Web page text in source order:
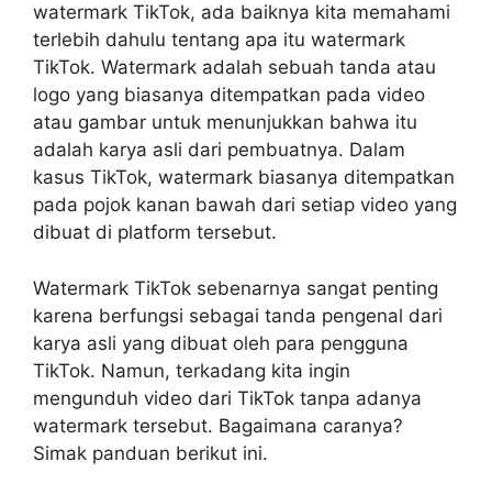
watermark TikTok, ada baiknya kita memahami
terlebih dahulu tentang apa itu watermark
TikTok. Watermark adalah sebuah tanda atau
logo yang biasanya ditempatkan pada video
atau gambar untuk menunjukkan bahwa itu
adalah karya asli dari pembuatnya. Dalam
kasus TikTok, watermark biasanya ditempatkan
pada pojok kanan bawah dari setiap video yang
dibuat di platform tersebut.
Watermark TikTok sebenarnya sangat penting
karena berfungsi sebagai tanda pengenal dari
karya asli yang dibuat oleh para pengguna
TikTok. Namun, terkadang kita ingin
mengunduh video dari TikTok tanpa adanya
watermark tersebut. Bagaimana caranya?
Simak panduan berikut ini.